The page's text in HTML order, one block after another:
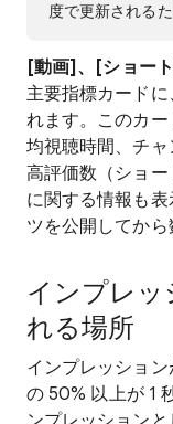
度で更新されるた
[動画]、[ショー
主要指標カード
れます。このカ
均視聴時間、チャ
高評価数（ショー
に関する情報も
ツを公開してから
インプレッ
れる場所
インプレッショ
の 50% 以上が 1